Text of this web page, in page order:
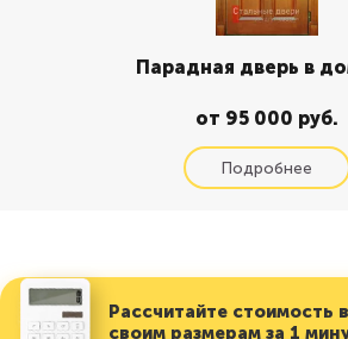
Парадная дверь в
от 95 000 руб.
Рассчитайте стоимость
своим размерам за 1